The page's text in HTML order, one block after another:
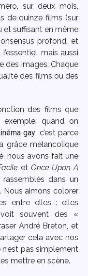
sur deux mois,
de quinze films (sur
et suffisant en même
profond, et
mais aussi
des images. Chaque
des films ou des
des films que
quand on
gay, c’est parce
grâce mélancolique
nous avons fait une
et Once Upon A
dans un
Nous aimons colorer
entre elles : elles
souvent des «
André Breton, et
cela avec nos
pas simplement
mettre en scène.